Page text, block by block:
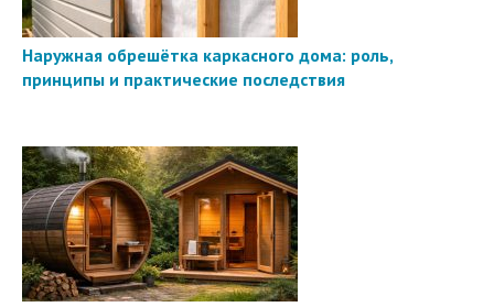
Наружная обрешётка каркасного дома: роль,
принципы и практические последствия